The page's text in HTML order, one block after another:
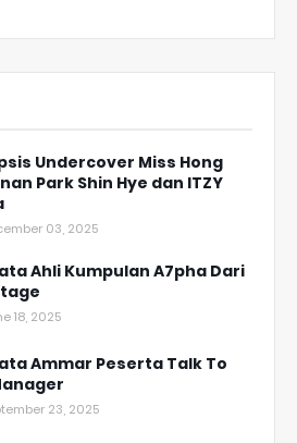
Undercover Miss Hong
Park Shin Hye dan ITZY
03, 2025
Ahli Kumpulan A7pha Dari
18, 2025
Ammar Peserta Talk To
23, 2025